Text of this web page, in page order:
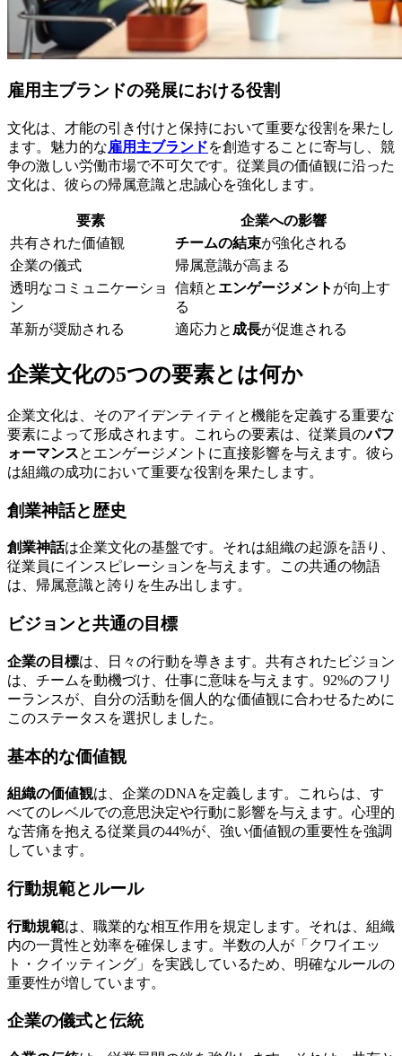
雇用主ブランドの発展における役割
文化は、才能の引き付けと保持において重要な役割を果たし
ます。魅力的な雇用主ブランドを創造することに寄与し、競
争の激しい労働市場で不可欠です。従業員の価値観に沿った
文化は、彼らの帰属意識と忠誠心を強化します。
要素
企業への影響
共有された価値観
チームの結束が強化される
企業の儀式
帰属意識が高まる
透明なコミュニケーショ
ン
信頼と エンゲージメント が向上す
る
革新が奨励される
適応力と 成長が促進される
企業文化の5つの要素とは何か
企業文化は、そのアイデンティティと機能を定義する重要な
要素によって形成されます。これらの要素は、従業員のパフ
ォーマンスとエンゲージメントに直接影響を与えます。彼ら
は組織の成功において重要な役割を果たします。
創業神話と歴史
創業神話は企業文化の基盤です。それは組織の起源を語り、
従業員にインスピレーションを与えます。この共通の物語
は、帰属意識と誇りを生み出します。
ビジョンと共通の目標
企業の目標は、日々の行動を導きます。共有されたビジョン
は、チームを動機づけ、仕事に意味を与えます。92%のフリ
ーランスが、自分の活動を個人的な価値観に合わせるために
このステータスを選択しました。
基本的な価値観
組織の価値観は、企業のDNAを定義します。これらは、す
べてのレベルでの意思決定や行動に影響を与えます。心理的
な苦痛を抱える従業員の44%が、強い価値観の重要性を強調
しています。
行動規範とルール
行動規範は、職業的な相互作用を規定します。それは、組織
内の一貫性と効率を確保します。半数の人が「クワイエッ
ト・クイッティング」を実践しているため、明確なルールの
重要性が増しています。
企業の儀式と伝統